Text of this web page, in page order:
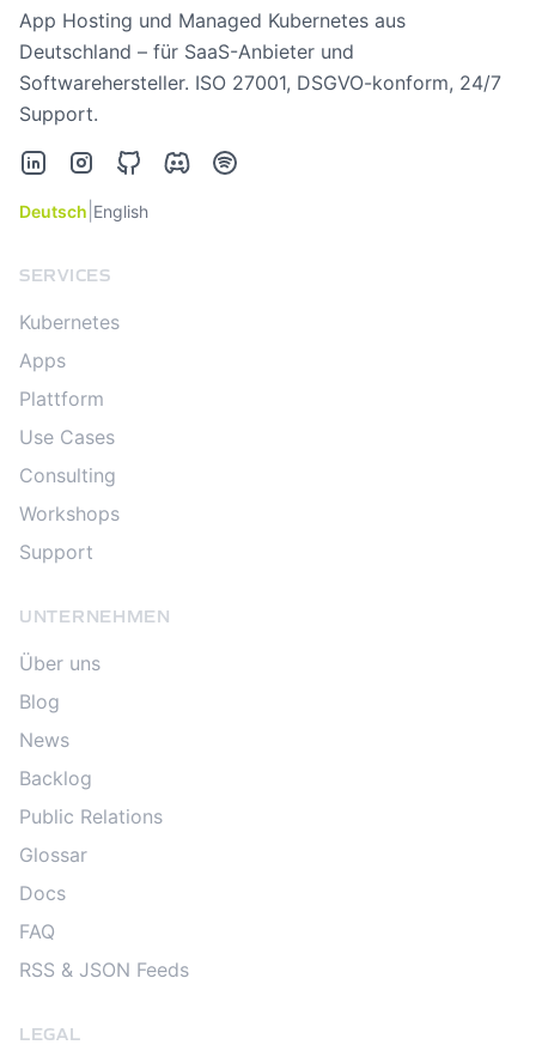
App Hosting und Managed Kubernetes aus
Deutschland – für SaaS-Anbieter und
Softwarehersteller. ISO 27001, DSGVO-konform, 24/7
Support.
LinkedInInstagramGitHubDiscordSpotify
Deutsch English
SERVICES
Kubernetes
Apps
Plattform
Use Cases
Consulting
Workshops
Support
UNTERNEHMEN
Über uns
Blog
News
Backlog
Public Relations
Glossar
Docs
FAQ
RSS & JSON Feeds
LEGAL